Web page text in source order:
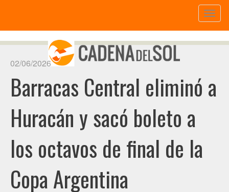
02/06/2026
Barracas Central eliminó a
Huracán y sacó boleto a
los octavos de final de la
Copa Argentina